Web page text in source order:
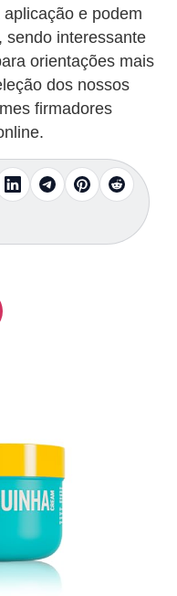
e podem
sendo interessante
orientações mais
dos nossos
firmadores